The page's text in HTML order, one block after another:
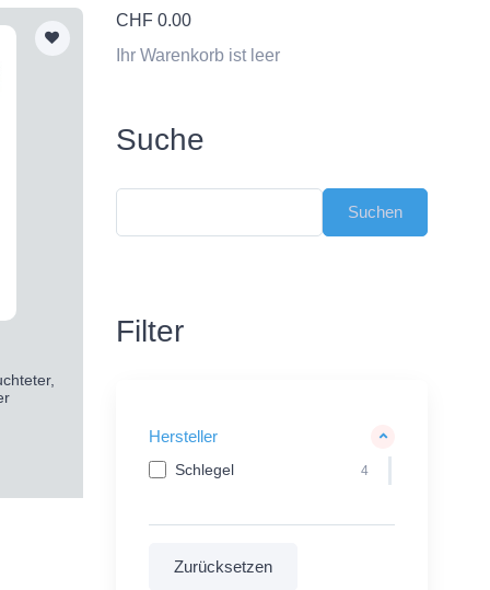
CHF 0.00
Ihr Warenkorb ist leer
Suche
Filter
Hersteller
Schlegel 4